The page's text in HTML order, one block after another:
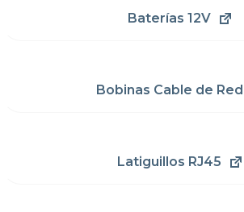
Baterías 12V
Bobinas Cable de Red
Latiguillos RJ45